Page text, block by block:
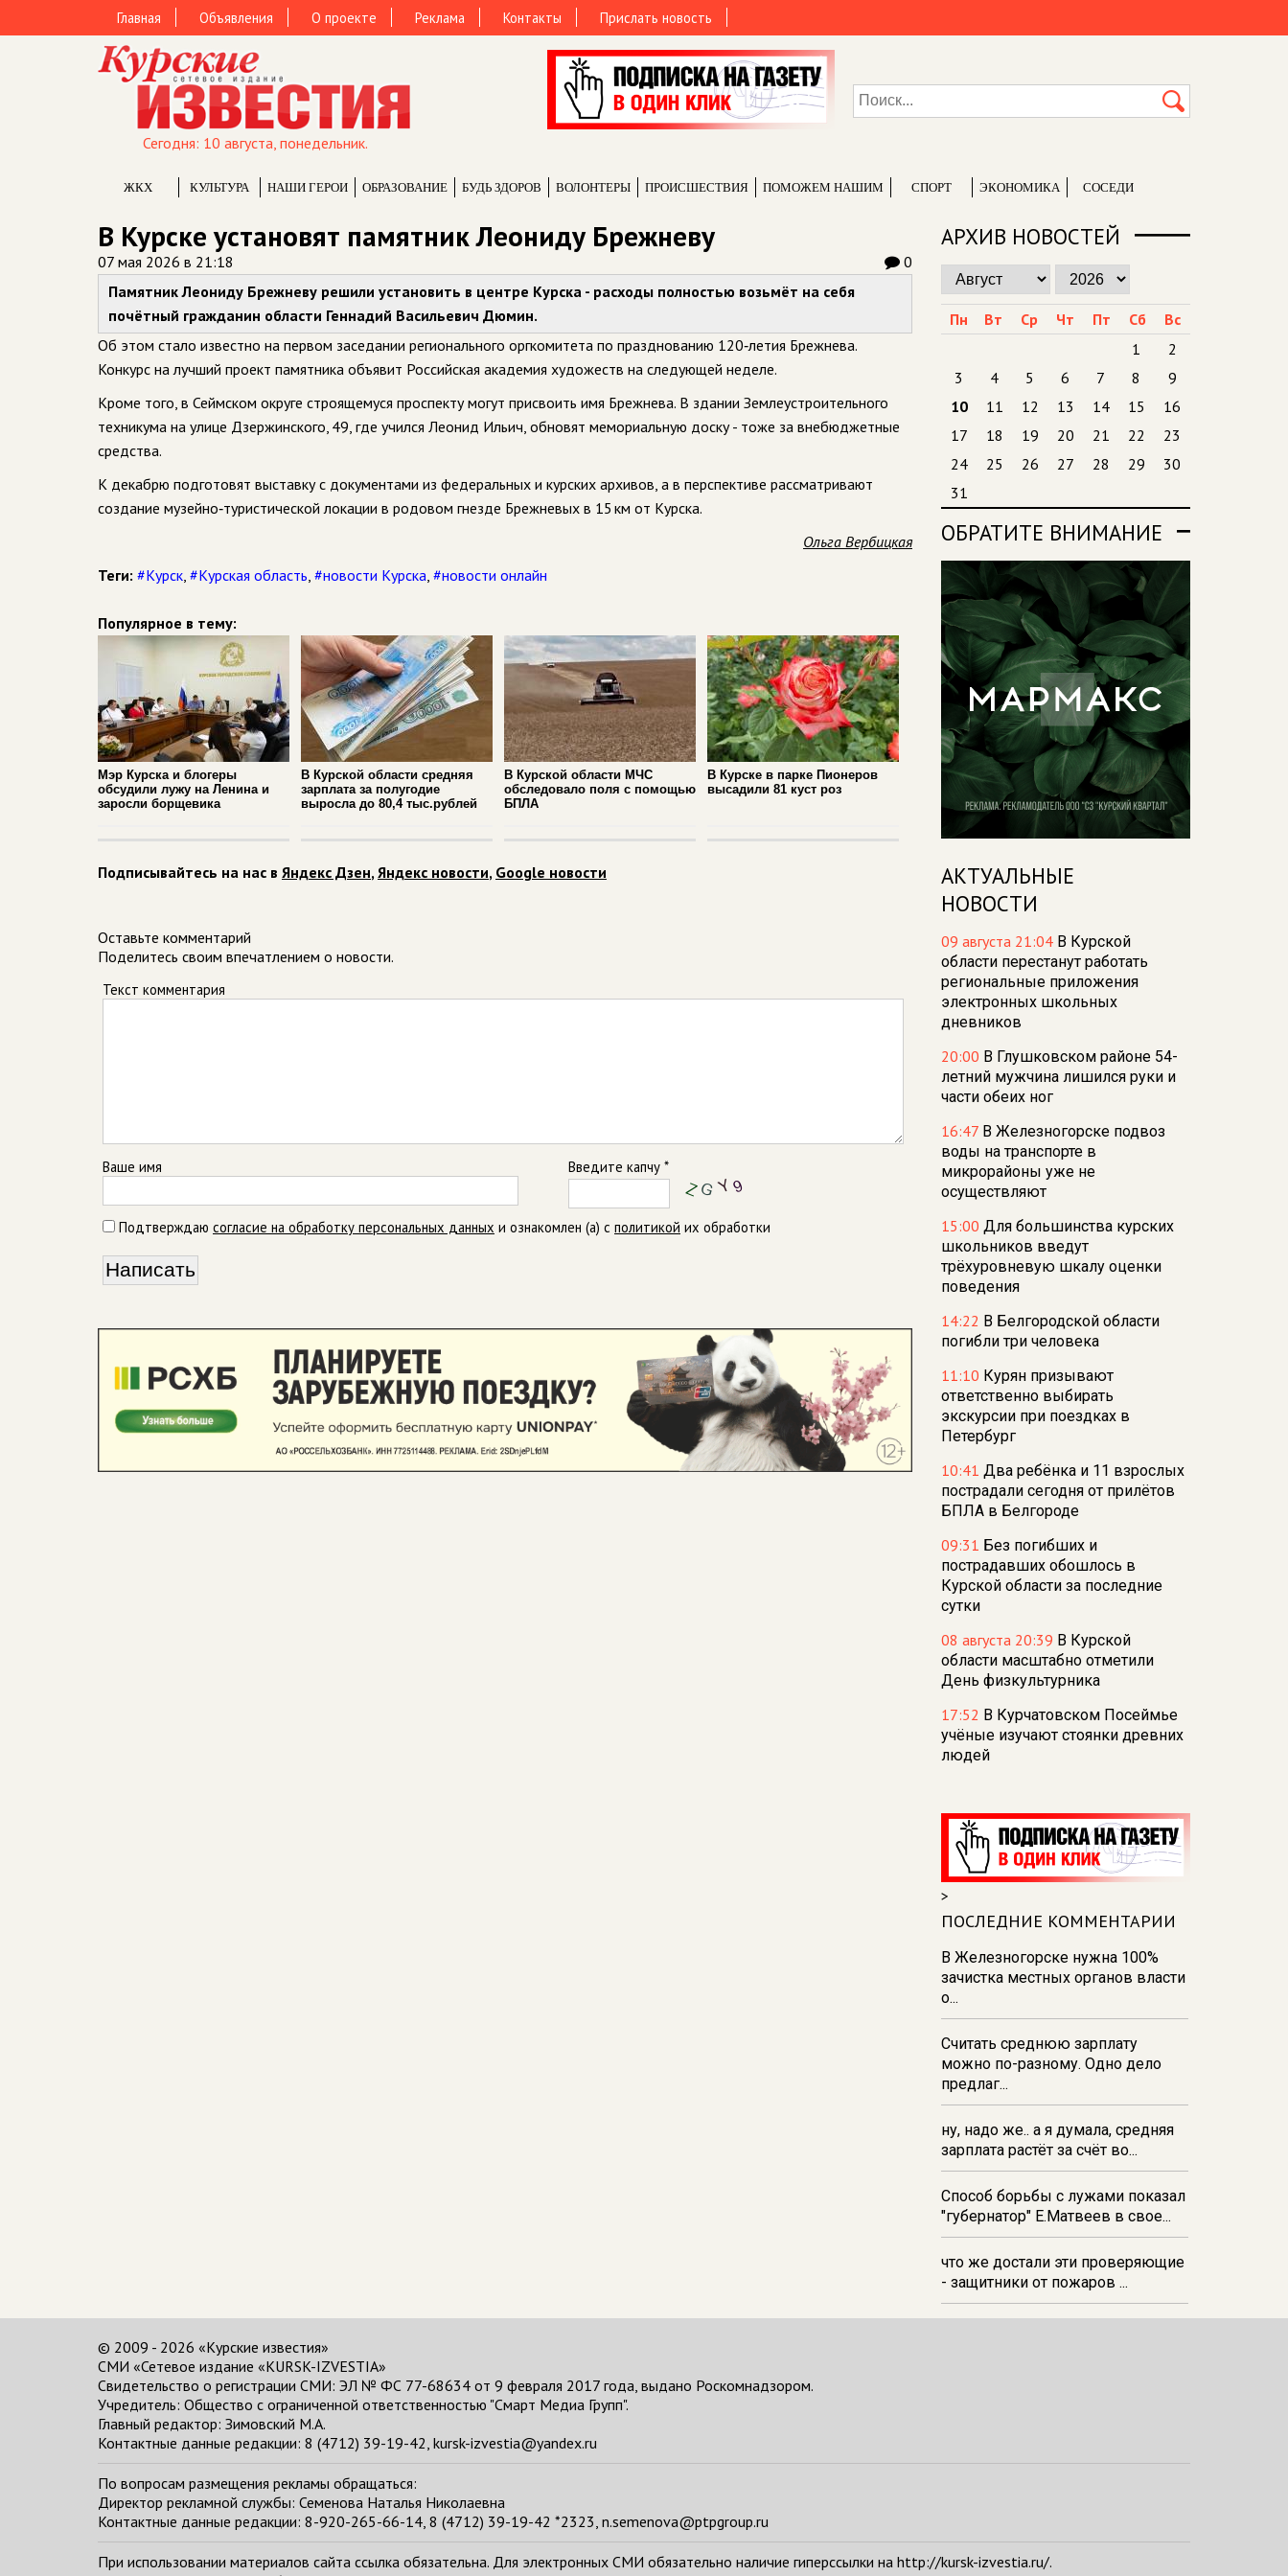
Главная Объявления О проекте Реклама Контакты Прислать новость
Сегодня: 10 августа, понедельник.
ЖКХ КУЛЬТУРА НАШИ ГЕРОИ ОБРАЗОВАНИЕ БУДЬ ЗДОРОВ ВОЛОНТЕРЫ ПРОИCШЕСТВИЯ ПОМОЖЕМ НАШИМ СПОРТ ЭКОНОМИКА СОСЕДИ
В Курске установят памятник Леониду Брежневу
07 мая 2026 в 21:18
0
Памятник Леониду Брежневу решили установить в центре Курска - расходы полностью возьмёт на себя
почётный гражданин области Геннадий Васильевич Дюмин.
Об этом стало известно на первом заседании регионального оргкомитета по празднованию 120‑летия Брежнева.
Конкурс на лучший проект памятника объявит Российская академия художеств на следующей неделе.
Кроме того, в Сеймском округе строящемуся проспекту могут присвоить имя Брежнева. В здании Землеустроительного
техникума на улице Дзержинского, 49, где учился Леонид Ильич, обновят мемориальную доску - тоже за внебюджетные
средства.
К декабрю подготовят выставку с документами из федеральных и курских архивов, а в перспективе рассматривают
создание музейно‑туристической локации в родовом гнезде Брежневых в 15 км от Курска.
Ольга Вербицкая
Теги: #Курск, #Курская область, #новости Курска, #новости онлайн
Популярное в тему:
Мэр Курска и блогеры
обсудили лужу на Ленина и
заросли борщевика
В Курской области средняя
зарплата за полугодие
выросла до 80,4 тыс.рублей
В Курской области МЧС
обследовало поля с помощью
БПЛА
В Курске в парке Пионеров
высадили 81 куст роз
Подписывайтесь на нас в Яндекс Дзен,Яндекс новости, Google новости
Оставьте комментарий
Поделитесь своим впечатлением о новости.
Текст комментария
Ваше имя Введите капчу *
Подтверждаю согласие на обработку персональных данных и ознакомлен (а) с политикой их обработки
АРХИВ НОВОСТЕЙ
Пн Вт Ср Чт Пт Сб
Вс
1
2
3
4 5 6 7 8
9
10
11 12 13 14 15
16
17
18 19 20 21 22
23
24
25 26 27 28 29
30
31
ОБРАТИТЕ ВНИМАНИЕ
АКТУАЛЬНЫЕ
НОВОСТИ
09 августа 21:04 В Курской
области перестанут работать
региональные приложения
электронных школьных
дневников
20:00 В Глушковском районе 54-
летний мужчина лишился руки и
части обеих ног
16:47 В Железногорске подвоз
воды на транспорте в
микрорайоны уже не
осуществляют
15:00 Для большинства курских
школьников введут
трёхуровневую шкалу оценки
поведения
14:22 В Белгородской области
погибли три человека
11:10 Курян призывают
ответственно выбирать
экскурсии при поездках в
Петербург
10:41 Два ребёнка и 11 взрослых
пострадали сегодня от прилётов
БПЛА в Белгороде
09:31 Без погибших и
пострадавших обошлось в
Курской области за последние
сутки
08 августа 20:39 В Курской
области масштабно отметили
День физкультурника
17:52 В Курчатовском Посеймье
учёные изучают стоянки древних
людей
камеры с трассы
Белгород — Курск из‑за угрозы
дронов
16:27В Знаменской роще Курска
продолжают находить останки
жертв войны
16:19Курским школьникам будут
объяснять, как грамотно
пользоваться ИИ
16:14
на Клыкова и Театральной
площади
15:40Первый шкаф для
книгообмена появился в Курске
— всего откроют 30 точек
>
ПОСЛЕДНИЕ КОММЕНТАРИИ
В Железногорске нужна 100%
зачистка местных органов власти
о...
Считать среднюю зарплату
можно по-разному. Одно дело
предлаг...
ну, надо же.. а я думала, средняя
зарплата растёт за счёт во...
Способ борьбы с лужами показал
"губернатор" Е.Матвеев в свое...
что же достали эти проверяющие
- защитники от пожаров ...
© 2009 - 2026 «Курские известия»
СМИ «Сетевое издание «KURSK-IZVESTIA»
Свидетельство о регистрации СМИ: ЭЛ № ФС 77-68634 от 9 февраля 2017 года, выдано Роскомнадзором.
Учредитель: Общество с ограниченной ответственностью "Смарт Медиа Групп".
Главный редактор: Зимовский М.А.
Контактные данные редакции: 8 (4712) 39-19-42, kursk-izvestia@yandex.ru
По вопросам размещения рекламы обращаться:
Директор рекламной службы: Семенова Наталья Николаевна
Контактные данные редакции: 8-920-265-66-14, 8 (4712) 39-19-42 *2323, n.semenova@ptpgroup.ru
При использовании материалов сайта ссылка обязательна. Для электронных СМИ обязательно наличие гиперссылки на http://kursk-izvestia.ru/.